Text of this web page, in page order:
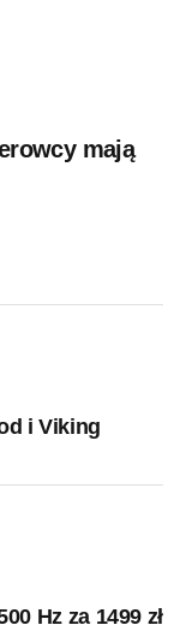
mają
i Viking
Hz za 1499 zł